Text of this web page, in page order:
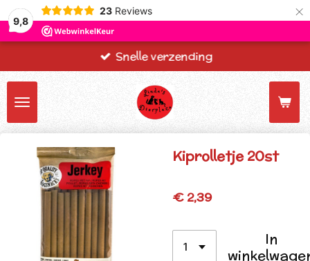
9,8
23 Reviews ×
Snelle verzending
Kiprolletje 20st
€ 2,39
In